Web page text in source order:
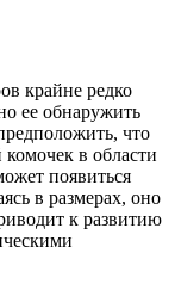
крайне редко
ее обнаружить
что
в области
появиться
в размерах, оно
к развитию